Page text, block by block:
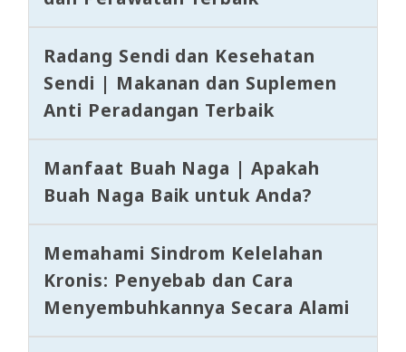
Radang Sendi dan Kesehatan
Sendi | Makanan dan Suplemen
Anti Peradangan Terbaik
Manfaat Buah Naga | Apakah
Buah Naga Baik untuk Anda?
Memahami Sindrom Kelelahan
Kronis: Penyebab dan Cara
Menyembuhkannya Secara Alami